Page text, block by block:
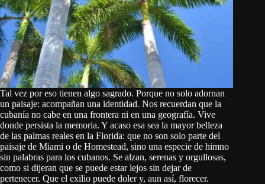
Tal vez por eso tienen algo sagrado. Porque no solo adornan
un paisaje: acompañan una identidad. Nos recuerdan que la
cubanía no cabe en una frontera ni en una geografía. Vive
donde persista la memoria. Y acaso esa sea la mayor belleza
de las palmas reales en la Florida: que no son solo parte del
paisaje de Miami o de Homestead, sino una especie de himno
sin palabras para los cubanos. Se alzan, serenas y orgullosas,
como si dijeran que se puede estar lejos sin dejar de
pertenecer. Que el exilio puede doler y, aun así, florecer.